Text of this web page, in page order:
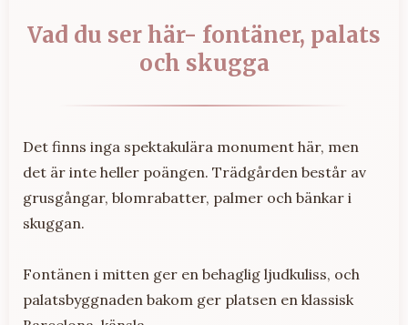
Vad du ser här- fontäner, palats
och skugga
Det finns inga spektakulära monument här, men
det är inte heller poängen. Trädgården består av
grusgångar, blomrabatter, palmer och bänkar i
skuggan.
Fontänen i mitten ger en behaglig ljudkuliss, och
palatsbyggnaden bakom ger platsen en klassisk